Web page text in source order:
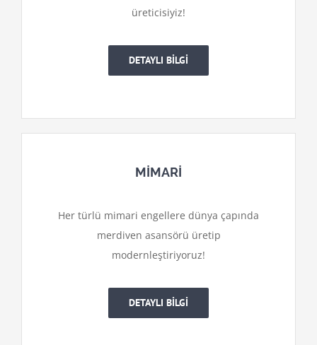
üreticisiyiz!
DETAYLI BİLGİ
MİMARİ
Her türlü mimari engellere dünya çapında
merdiven asansörü üretip
modernleştiriyoruz!
DETAYLI BİLGİ